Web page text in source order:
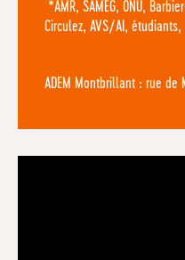
*AMR, SAMEG, ONU,
Circulez, AVS/AI,
ADEM Montbrillant : rue de